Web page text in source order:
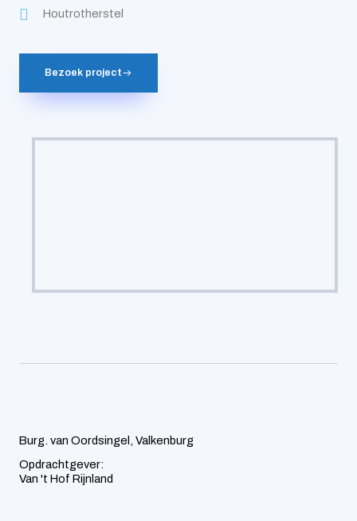
Houtrotherstel
Bezoek project
Burg. van Oordsingel, Valkenburg
Opdrachtgever:
Van 't Hof Rijnland